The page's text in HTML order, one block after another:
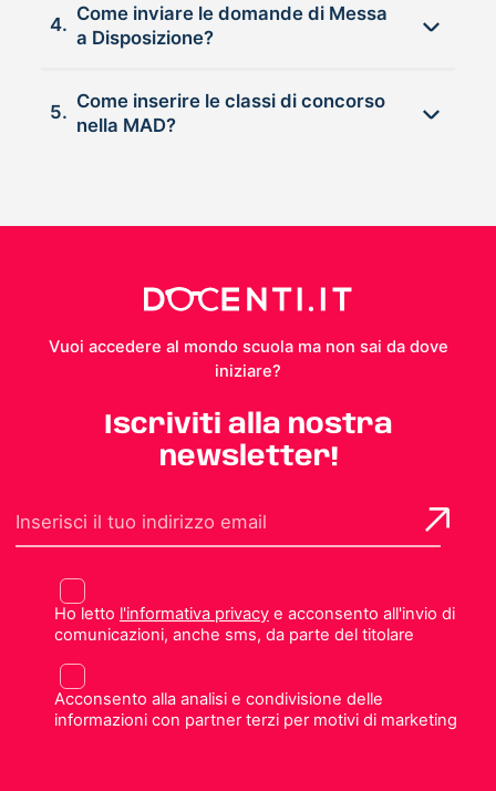
4.
Come inviare le domande di Messa
a Disposizione?
5.
Come inserire le classi di concorso
nella MAD?
Vuoi accedere al mondo scuola ma non sai da dove
iniziare?
Iscriviti alla nostra
newsletter!
Ho letto l'informativa privacye acconsento all'invio di
comunicazioni, anche sms, da parte del titolare
Acconsento alla analisi e condivisione delle
informazioni con partner terzi per motivi di marketing